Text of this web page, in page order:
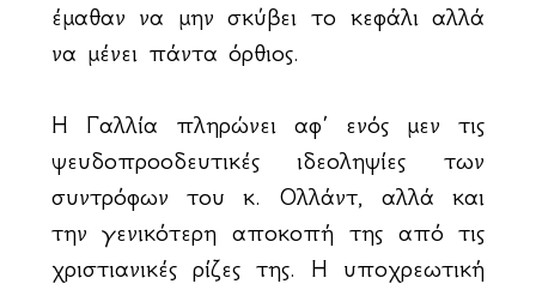
έμαθαν να μην σκύβει το κεφάλι αλλά
να μένει πάντα όρθιος.
Η Γαλλία πληρώνει αφ’ ενός μεν τις
ψευδοπροοδευτικές ιδεοληψίες των
συντρόφων του κ. Ολλάντ, αλλά και
την γενικότερη αποκοπή της από τις
χριστιανικές ρίζες της. Η υποχρεωτική